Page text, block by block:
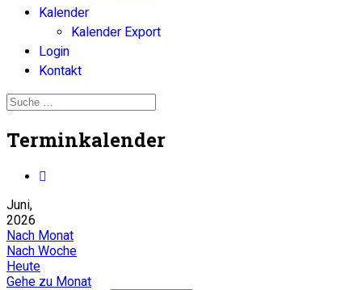
Kalender
Kalender Export
Login
Kontakt
Terminkalender
Juni,
2026
Nach Monat
Nach Woche
Heute
Gehe zu Monat